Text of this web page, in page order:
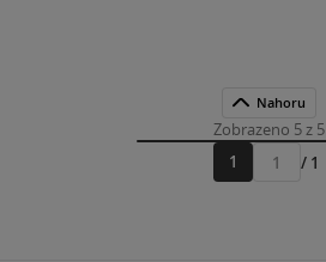
Nahoru
Zobrazeno 5 z 5
1
Přejít
/ 1